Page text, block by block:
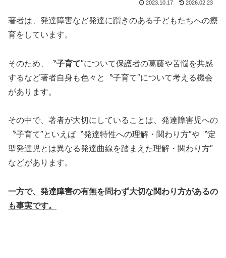
2023.10.17 2026.02.23
著者は、発達障害など発達に躓きのある子どもたちへの療
育をしています。
そのため、〝子育て″について保護者の葛藤や苦悩を共感
するなど著者自身も色々と〝子育て″について考える機会
があります。
その中で、著者が大切にしていることは、発達障害児への
〝子育て″といえば〝発達特性への理解・関わり方″や〝定
型発達児とは異なる発達曲線を踏まえた理解・関わり方″
などがあります。
一方で、発達障害の有無を問わず大切な関わり方があるの
も事実です。